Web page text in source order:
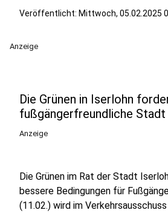
Veröffentlicht: Mittwoch, 05.02.2025
Anzeige
Die Grünen in Iserlohn
fußgängerfreundliche Stadt
Anzeige
Die Grünen im Rat der Stadt
bessere Bedingungen für
(11.02.) wird im